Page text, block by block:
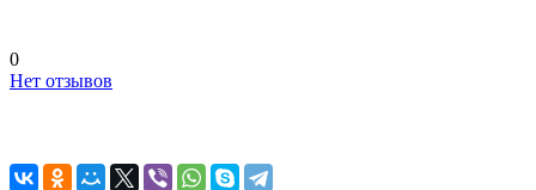
0
Нет отзывов